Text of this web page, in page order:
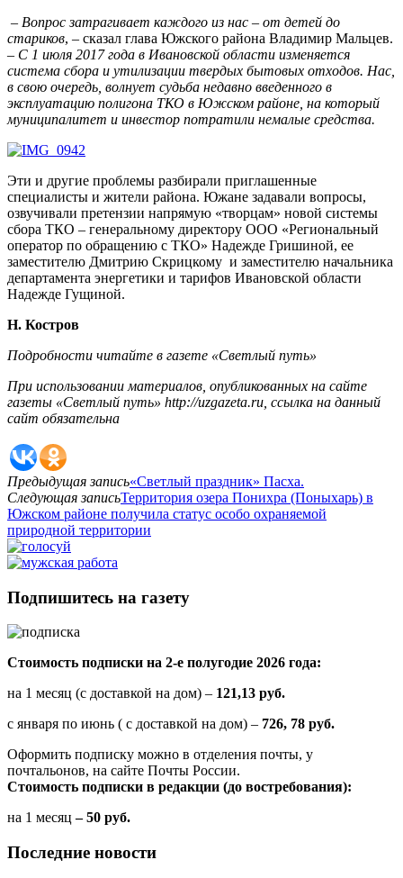
– Вопрос затрагивает каждого из нас – от детей до
стариков, – сказал глава Южского района Владимир Мальцев.
– С 1 июля 2017 года в Ивановской области изменяется
система сбора и утилизации твердых бытовых отходов. Нас,
в свою очередь, волнует судьба недавно введенного в
эксплуатацию полигона ТКО в Южском районе, на который
муниципалитет и инвестор потратили немалые средства.
Эти и другие проблемы разбирали приглашенные
специалисты и жители района. Южане задавали вопросы,
озвучивали претензии напрямую «творцам» новой системы
сбора ТКО – генеральному директору ООО «Региональный
оператор по обращению с ТКО» Надежде Гришиной, ее
заместителю Дмитрию Скрицкому и заместителю начальника
департамента энергетики и тарифов Ивановской области
Надежде Гущиной.
Н. Костров
Подробности читайте в газете «Светлый путь»
При использовании материалов, опубликованных на сайте
газеты «Светлый путь» http://uzgazeta.ru, ссылка на данный
сайт обязательна
Предыдущая запись«Светлый праздник» Пасха.
Следующая записьТерритория озера Понихра (Поныхарь) в
Южском районе получила статус особо охраняемой
природной территории
Подпишитесь на газету
Стоимость подписки на 2-е полугодие 2026 года:
на 1 месяц (с доставкой на дом) – 121,13 руб.
с января по июнь ( с доставкой на дом) – 726, 78 руб.
Оформить подписку можно в отделения почты, у
почтальонов, на сайте Почты России.
Стоимость подписки в редакции (до востребования):
на 1 месяц – 50 руб.
Последние новости